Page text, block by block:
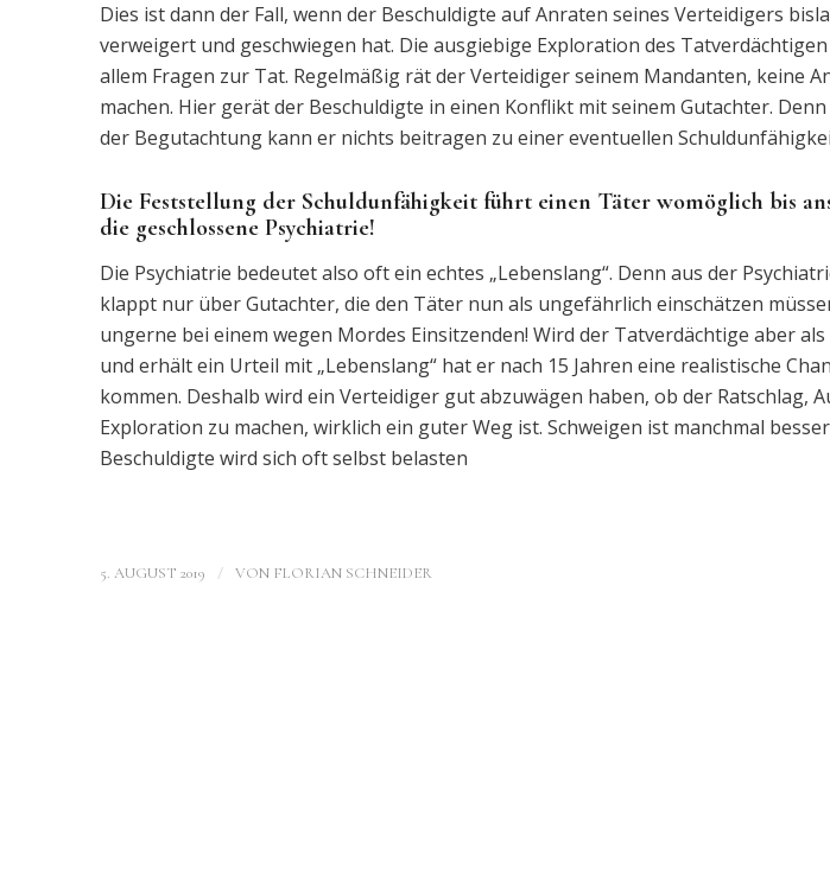
Dies ist dann der Fall, wenn der Beschuldigte auf Anraten seines Verteidigers
verweigert und geschwiegen hat. Die ausgiebige Exploration des
allem Fragen zur Tat. Regelmäßig rät der Verteidiger seinem Mandanten, keine
machen. Hier gerät der Beschuldigte in einen Konflikt mit seinem Gutachter.
der Begutachtung kann er nichts beitragen zu einer eventuellen
Die Feststellung der Schuldunfähigkeit führt einen Täter womöglich bis
die geschlossene Psychiatrie!
Die Psychiatrie bedeutet also oft ein echtes „Lebenslang“. Denn aus der
klappt nur über Gutachter, die den Täter nun als ungefährlich einschätzen
ungerne bei einem wegen Mordes Einsitzenden! Wird der Tatverdächtige aber
und erhält ein Urteil mit „Lebenslang“ hat er nach 15 Jahren eine realistische
kommen. Deshalb wird ein Verteidiger gut abzuwägen haben, ob der Ratschlag,
Exploration zu machen, wirklich ein guter Weg ist. Schweigen ist manchmal
Beschuldigte wird sich oft selbst belasten
5. AUGUST 2019 / VON FLORIAN SCHNEIDER